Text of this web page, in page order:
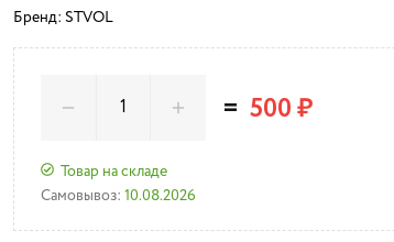
Бренд: STVOL
Товар на складе
Самовывоз: 10.08.2026
= 500 ₽